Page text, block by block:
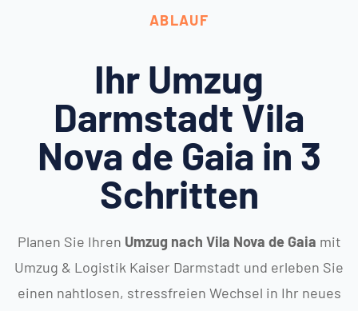
ABLAUF
Ihr Umzug
Darmstadt Vila
Nova de Gaia in 3
Schritten
Planen Sie Ihren Umzug nach Vila Nova de Gaia mit
Umzug & Logistik Kaiser Darmstadt und erleben Sie
einen nahtlosen, stressfreien Wechsel in Ihr neues